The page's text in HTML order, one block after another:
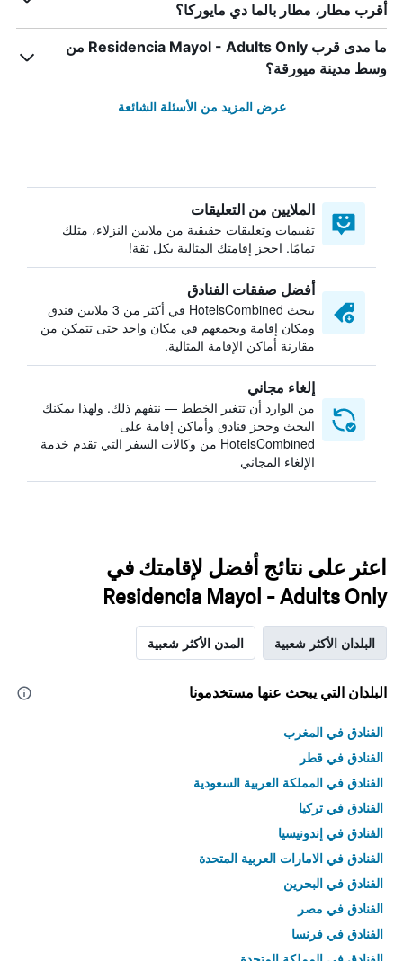
أقرب مطار، مطار بالما دي مايوركا؟
ما مدى قرب Residencia Mayol - Adults Only من
وسط مدينة ميورقة؟
عرض المزيد من الأسئلة الشائعة
الملايين من التعليقات
تقييمات وتعليقات حقيقية من ملايين النزلاء، مثلك
تمامًا. احجز إقامتك المثالية بكل ثقة!
أفضل صفقات الفنادق
يبحث HotelsCombined في أكثر من 3 ملايين فندق
ومكان إقامة ويجمعهم في مكان واحد حتى تتمكن من
مقارنة أماكن الإقامة المثالية.
إلغاء مجاني
من الوارد أن تتغير الخطط — نتفهم ذلك. ولهذا يمكنك
البحث وحجز فنادق وأماكن إقامة على
HotelsCombined من وكالات السفر التي تقدم خدمة
الإلغاء المجاني
اعثر على نتائج أفضل لإقامتك في
Residencia Mayol - Adults Only
البلدان الأكثر شعبية المدن الأكثر شعبية
البلدان التي يبحث عنها مستخدمونا
الفنادق في المغرب
الفنادق في قطر
الفنادق في المملكة العربية السعودية
الفنادق في تركيا
الفنادق في إندونيسيا
الفنادق في الامارات العربية المتحدة
الفنادق في البحرين
الفنادق في مصر
الفنادق في فرنسا